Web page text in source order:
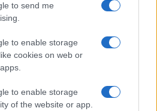
to send me
to enable storage
cookies on web or
to enable storage
of the website or app.